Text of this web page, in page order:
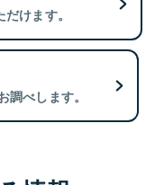
けます。
べします。